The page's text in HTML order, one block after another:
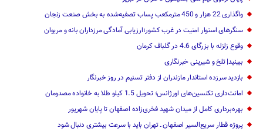
واگذاری 22 هزار و 450 مترمکعب ‌پساب تصفیه‌شده به بخش صنعت زنجان
سنگرهای استوار امنیت در غرب کشور؛ارزیابی آمادگی مرزداران بانه و مریوان
وقوع زلزله با بزرگای 4.6 در گلباف کرمان
ببینید| تلخ و شیرینی خبرنگاری
بازدید سرزده ‌استاندار مازندران از دفتر تسنیم ‌در روز خبرنگار
امانت‌داری تکنسین‌های اورژانس؛ تحویل 1.5 کیلو طلا به خانواده مصدومان
بهره‌برداری کامل از میدان شهید فخری‌زاده اصفهان تا پایان شهریور
پروژه قطار سریع‌السیر اصفهان ـ تهران باید با سرعت بیشتری دنبال شود